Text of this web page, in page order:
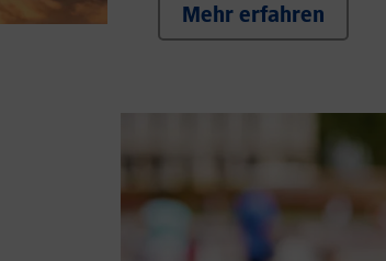
Mehr erfahren